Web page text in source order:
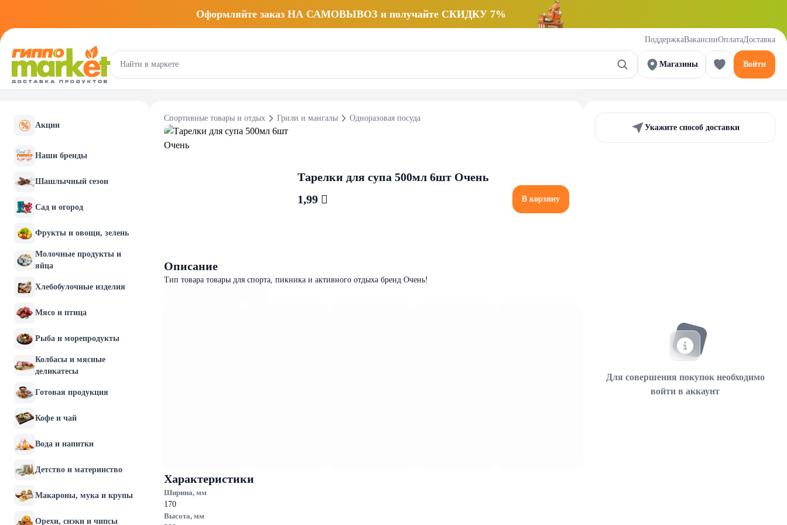
Оформляйте заказ НА САМОВЫВОЗ и получайте СКИДКУ 7%
ПоддержкаВакансииОплатаДоставка
Магазины Войти
Акции
Наши бренды
Шашлычный сезон
Сад и огород
Фрукты и овощи, зелень
Молочные продукты и
яйца
Хлебобулочные изделия
Мясо и птица
Рыба и морепродукты
Колбасы и мясные
деликатесы
Готовая продукция
Кофе и чай
Вода и напитки
Детство и материнство
Макароны, мука и крупы
Орехи, снэки и чипсы
Спортивные товары и отдых Грили и мангалы Одноразовая посуда
Тарелки для супа 500мл 6шт Очень
1,99 
В корзину
Описание
Тип товара товары для спорта, пикника и активного отдыха бренд Очень!
Характеристики
Ширина, мм
170
Высота, мм
Укажите способ доставки
Для совершения покупок необходимо
войти в аккаунт